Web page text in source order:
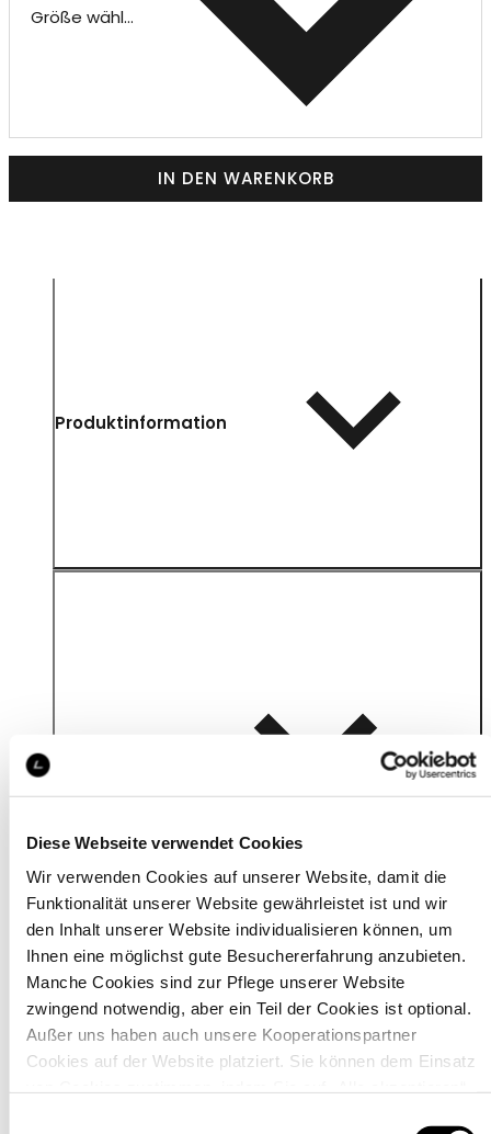
Diese Webseite verwendet Cookies
Wir verwenden Cookies auf unserer Website, damit die
Funktionalität unserer Website gewährleistet ist und wir
den Inhalt unserer Website individualisieren können, um
Ihnen eine möglichst gute Besuchererfahrung anzubieten.
Manche Cookies sind zur Pflege unserer Website
zwingend notwendig, aber ein Teil der Cookies ist optional.
Außer uns haben auch unsere Kooperationspartner
Cookies auf der Website platziert. Sie können dem Einsatz
Größe wählen
IN DEN WARENKORB
Produktinformation